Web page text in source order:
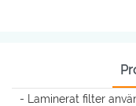
- Laminerat filter